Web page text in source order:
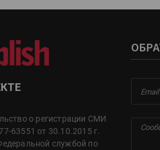
о регистрации СМИ
63551 от 30.10.2015 г.
службой по